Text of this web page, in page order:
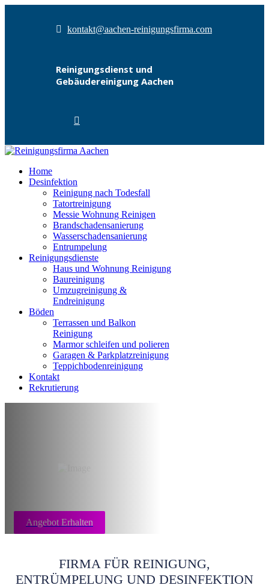
kontakt@aachen-reinigungsfirma.com
Reinigungsdienst und
Gebäudereinigung Aachen
Home
Desinfektion
Reinigung nach Todesfall
Tatortreinigung
Messie Wohnung Reinigen
Brandschadensanierung
Wasserschadensanierung
Entrumpelung
Reinigungsdienste
Haus und Wohnung Reinigung
Baureinigung
Umzugreinigung &
Endreinigung
Böden
Terrassen und Balkon
Reinigung
Marmor schleifen und polieren
Garagen & Parkplatzreinigung
Teppichbodenreinigung
Kontakt
Rekrutierung
Angebot Erhalten
FIRMA FÜR REINIGUNG,
ENTRÜMPELUNG UND DESINFEKTION